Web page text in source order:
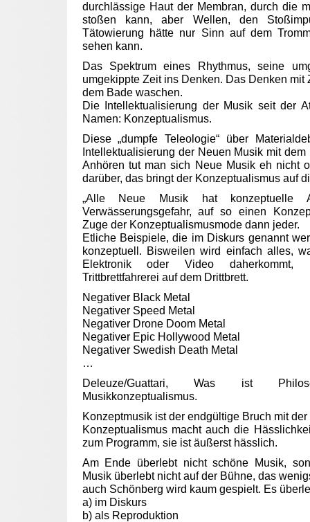
durchlässige Haut der Membran, durch die
stoßen kann, aber Wellen, den
Tätowierung hätte nur Sinn auf dem
sehen kann.
Das Spektrum eines Rhythmus, seine
umgekippte Zeit ins Denken. Das Denken mit
dem Bade waschen.
Die Intellektualisierung der Musik seit der
Namen: Konzeptualismus.
Diese „dumpfe Teleologie“ über
Intellektualisierung der Neuen Musik mit
Anhören tut man sich Neue Musik eh nicht
darüber, das bringt der Konzeptualismus auf
„Alle Neue Musik hat konzeptuelle
Verwässerungsgefahr, auf so einen
Zuge der Konzeptualismusmode dann jeder.
Etliche Beispiele, die im Diskurs genannt
konzeptuell. Bisweilen wird einfach alles,
Elektronik oder Video daherkommt,
Trittbrettfahrerei auf dem Drittbrett.
Negativer Black Metal
Negativer Speed Metal
Negativer Drone Doom Metal
Negativer Epic Hollywood Metal
Negativer Swedish Death Metal
…
Deleuze/Guattari, Was ist
Musikkonzeptualismus.
Konzeptmusik ist der endgültige Bruch mit
Konzeptualismus macht auch die
zum Programm, sie ist äußerst hässlich.
Am Ende überlebt nicht schöne Musik,
Musik überlebt nicht auf der Bühne, das
auch Schönberg wird kaum gespielt. Es
a) im Diskurs
b) als Reproduktion